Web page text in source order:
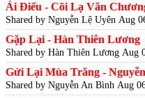
Ái Điểu - Cõi Lạ Văn
Shared by Nguyễn Lệ Uyên Aug
Gặp Lại - Hàn Thiên Lương
Shared by Hàn Thiên Lương Aug
Gửi Lại Mùa Trăng -
Shared by Nguyễn An Bình Aug